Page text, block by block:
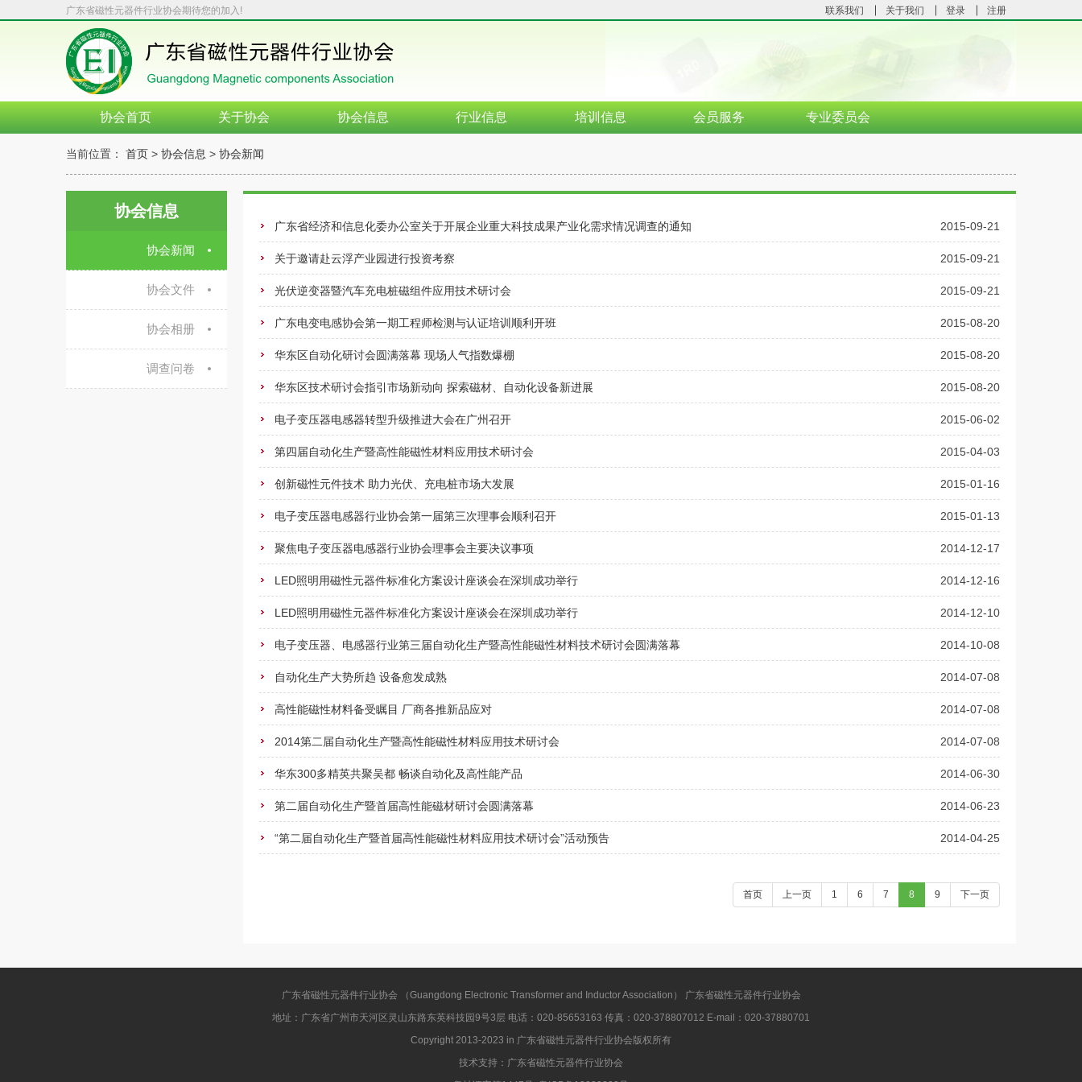
广东省磁性元器件行业协会期待您的加入! 联系我们 关于我们 登录 注册
协会首页 关于协会 协会信息 行业信息 培训信息 会员服务 专业委员会
当前位置： 首页 > 协会信息 > 协会新闻
协会信息
协会新闻
协会文件
协会相册
调查问卷
2015-09-21
广东省经济和信息化委办公室关于开展企业重大科技成果产业化需求情况调查的通知
2015-09-21
关于邀请赴云浮产业园进行投资考察
2015-09-21
光伏逆变器暨汽车充电桩磁组件应用技术研讨会
2015-08-20
广东电变电感协会第一期工程师检测与认证培训顺利开班
2015-08-20
华东区自动化研讨会圆满落幕 现场人气指数爆棚
2015-08-20
华东区技术研讨会指引市场新动向 探索磁材、自动化设备新进展
2015-06-02
电子变压器电感器转型升级推进大会在广州召开
2015-04-03
第四届自动化生产暨高性能磁性材料应用技术研讨会
2015-01-16
创新磁性元件技术 助力光伏、充电桩市场大发展
2015-01-13
电子变压器电感器行业协会第一届第三次理事会顺利召开
2014-12-17
聚焦电子变压器电感器行业协会理事会主要决议事项
2014-12-16
LED照明用磁性元器件标准化方案设计座谈会在深圳成功举行
2014-12-10
LED照明用磁性元器件标准化方案设计座谈会在深圳成功举行
2014-10-08
电子变压器、电感器行业第三届自动化生产暨高性能磁性材料技术研讨会圆满落幕
2014-07-08
自动化生产大势所趋 设备愈发成熟
2014-07-08
高性能磁性材料备受瞩目 厂商各推新品应对
2014-07-08
2014第二届自动化生产暨高性能磁性材料应用技术研讨会
2014-06-30
华东300多精英共聚吴都 畅谈自动化及高性能产品
2014-06-23
第二届自动化生产暨首届高性能磁材研讨会圆满落幕
2014-04-25
“第二届自动化生产暨首届高性能磁性材料应用技术研讨会”活动预告
首页 上一页 1 6 7 8 9 下一页
广东省磁性元器件行业协会 （Guangdong Electronic Transformer and Inductor Association） 广东省磁性元器件行业协会
地址：广东省广州市天河区灵山东路东英科技园9号3层 电话：020-85653163 传真：020-378807012 E-mail：020-37880701
Copyright 2013-2023 in 广东省磁性元器件行业协会版权所有
技术支持：广东省磁性元器件行业协会